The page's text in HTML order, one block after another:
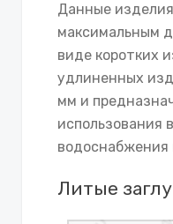
Данные
максимальным
виде коротких
удлиненных
мм и
использования
водоснабжения
Литые